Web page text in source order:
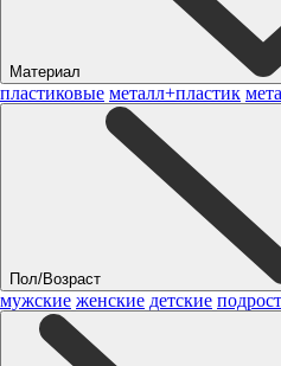
Материал
пластиковые металл+пластик
Пол/Возраст
мужские женские детские